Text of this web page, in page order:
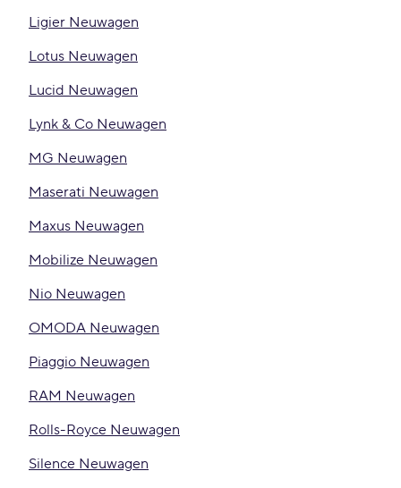
Ligier Neuwagen
Lotus Neuwagen
Lucid Neuwagen
Lynk & Co Neuwagen
MG Neuwagen
Maserati Neuwagen
Maxus Neuwagen
Mobilize Neuwagen
Nio Neuwagen
OMODA Neuwagen
Piaggio Neuwagen
RAM Neuwagen
Rolls-Royce Neuwagen
Silence Neuwagen